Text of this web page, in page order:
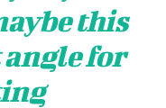
this
for